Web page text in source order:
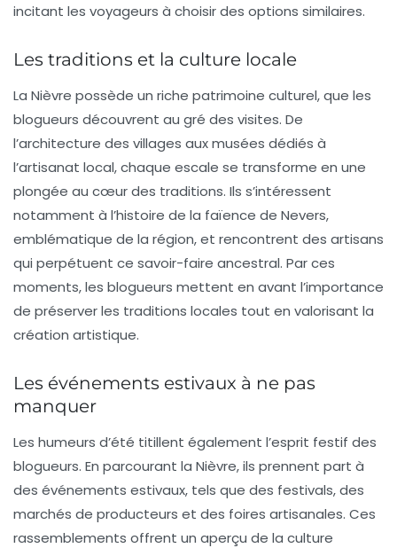
incitant les voyageurs à choisir des options similaires.
Les traditions et la culture locale
La Nièvre possède un riche patrimoine culturel, que les
blogueurs découvrent au gré des visites. De
l’architecture des villages aux musées dédiés à
l’artisanat local, chaque escale se transforme en une
plongée au cœur des traditions. Ils s’intéressent
notamment à l’histoire de la faïence de Nevers,
emblématique de la région, et rencontrent des artisans
qui perpétuent ce savoir-faire ancestral. Par ces
moments, les blogueurs mettent en avant l’importance
de préserver les traditions locales tout en valorisant la
création artistique.
Les événements estivaux à ne pas
manquer
Les humeurs d’été titillent également l’esprit festif des
blogueurs. En parcourant la Nièvre, ils prennent part à
des événements estivaux, tels que des festivals, des
marchés de producteurs et des foires artisanales. Ces
rassemblements offrent un aperçu de la culture